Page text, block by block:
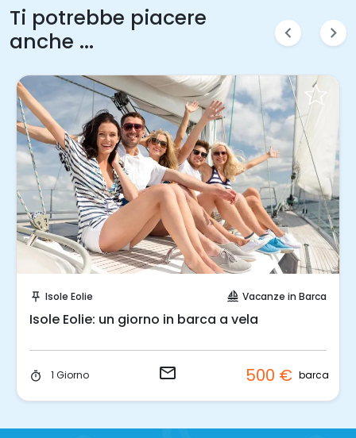
Ti potrebbe piacere
anche ...
chevron_left chevron_right
push_pin Isole Eolie sailing Vacanze in Barca
Isole Eolie: un giorno in barca a vela
timer 1 Giorno email 500 € barca